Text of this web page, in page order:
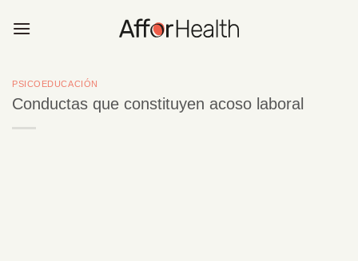
PSICOEDUCACIÓN
Conductas que constituyen acoso laboral